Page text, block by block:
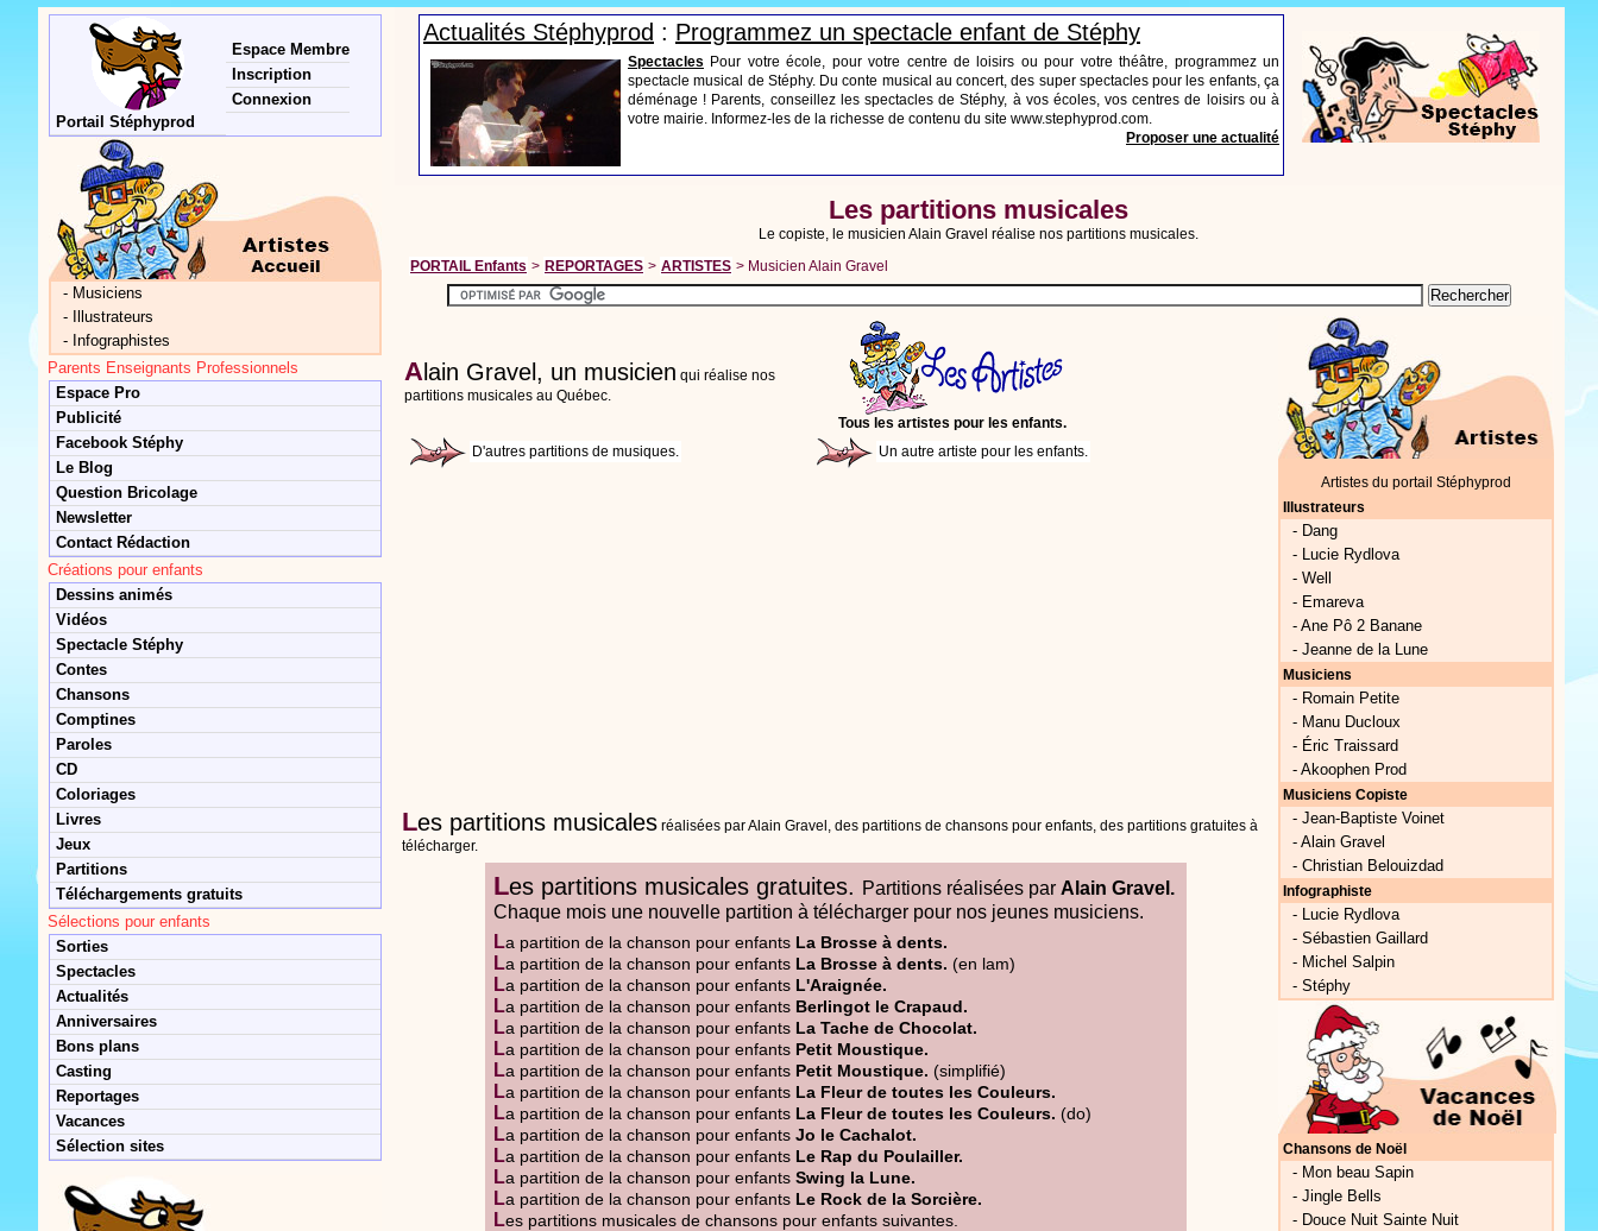
Portail Stéphyprod
Espace Membre
Inscription
Connexion
- Musiciens
-
Illustrateurs
- Infographistes
Parents Enseignants Professionnels
Espace Pro
Publicité
Facebook Stéphy
Le Blog
Question Bricolage
Newsletter
Contact Rédaction
Créations pour enfants
Dessins animés
Vidéos
Spectacle Stéphy
Contes
Chansons
Comptines
Paroles
CD
Coloriages
Livres
Jeux
Partitions
Téléchargements gratuits
Sélections pour enfants
Sorties
Spectacles
Actualités
Anniversaires
Bons plans
Casting
Reportages
Vacances
Sélection sites
Actualités Stéphyprod : Programmez un spectacle enfant de Stéphy
Spectacles Pour votre école, pour votre centre de loisirs ou pour votre théâtre, programmez un
spectacle musical de Stéphy. Du conte musical au concert, des super spectacles pour les enfants, ça
déménage ! Parents, conseillez les spectacles de Stéphy, à vos écoles, vos centres de loisirs ou à
votre mairie. Informez-les de la richesse de contenu du site www.stephyprod.com.
Proposer une actualité
Les partitions musicales
Le copiste, le musicien Alain Gravel réalise nos partitions musicales.
PORTAIL Enfants > REPORTAGES > ARTISTES > Musicien Alain Gravel
Artistes du portail Stéphyprod
Illustrateurs
- Dang
- Lucie Rydlova
- Well
- Emareva
- Ane Pô 2 Banane
- Jeanne de la Lune
Musiciens
- Romain Petite
- Manu Ducloux
- Éric Traissard
- Akoophen Prod
Musiciens Copiste
- Jean-Baptiste Voinet
- Alain Gravel
- Christian Belouizdad
Infographiste
- Lucie Rydlova
- Sébastien Gaillard
- Michel Salpin
- Stéphy
Chansons de Noël
- Mon beau Sapin
- Jingle Bells
- Douce Nuit Sainte Nuit
Alain Gravel, un musicien qui réalise nos
partitions musicales au Québec.
D'autres partitions de musiques.
Tous les artistes pour les enfants.
Un autre artiste pour les enfants.
Les partitions musicales réalisées par Alain Gravel, des partitions de chansons pour enfants, des partitions gratuites à
télécharger.
Les partitions musicales gratuites. Partitions réalisées par Alain Gravel.
Chaque mois une nouvelle partition à télécharger pour nos jeunes musiciens.
La partition de la chanson pour enfants La Brosse à dents.
La partition de la chanson pour enfants La Brosse à dents. (en lam)
La partition de la chanson pour enfants L'Araignée.
La partition de la chanson pour enfants Berlingot le Crapaud.
La partition de la chanson pour enfants La Tache de Chocolat.
La partition de la chanson pour enfants Petit Moustique.
La partition de la chanson pour enfants Petit Moustique. (simplifié)
La partition de la chanson pour enfants La Fleur de toutes les Couleurs.
La partition de la chanson pour enfants La Fleur de toutes les Couleurs. (do)
La partition de la chanson pour enfants Jo le Cachalot.
La partition de la chanson pour enfants Le Rap du Poulailler.
La partition de la chanson pour enfants Swing la Lune.
La partition de la chanson pour enfants Le Rock de la Sorcière.
Les partitions musicales de chansons pour enfants suivantes.